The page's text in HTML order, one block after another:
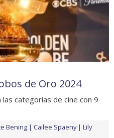
de Oro 2024
categorías de cine con 9
Bening Cailee Spaeny
Lily